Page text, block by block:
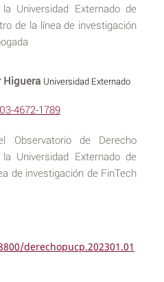
Universidad Externado de
de la línea de investigación
Higuera Universidad Externado
4672-1789
Observatorio de Derecho
Universidad Externado de
de investigación de FinTech
derechopucp.202301.01